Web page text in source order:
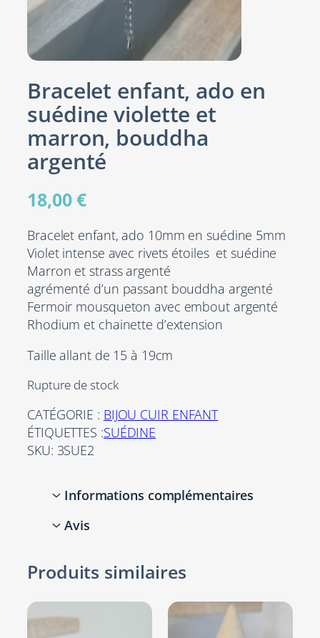
Bracelet enfant, ado en
suédine violette et
marron, bouddha
argenté
18,00€
Bracelet enfant, ado 10mm en suédine 5mm
Violet intense avec rivets étoiles et suédine
Marron et strass argenté
agrémenté d’un passant bouddha argenté
Fermoir mousqueton avec embout argenté
Rhodium et chainette d’extension
Taille allant de 15 à 19cm
Rupture de stock
CATÉGORIE : BIJOU CUIR ENFANT
ÉTIQUETTES :SUÉDINE
SKU: 3SUE2
Informations complémentaires
Couleurs
Marron,
Avis
0 avis pour Bracelet
enfant, ado en suédine
violette et marron,
bouddha argenté
Produits similaires